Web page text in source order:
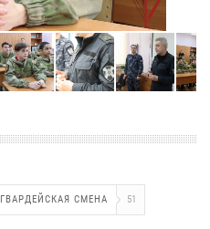
ГВАРДЕЙСКАЯ СМЕНА 51